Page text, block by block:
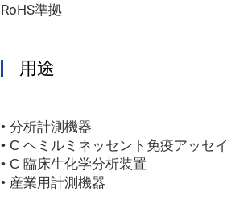
RoHS準拠
用途
• 分析計測機器
• C ヘミルミネッセント免疫アッセイ
• C 臨床生化学分析装置
• 産業用計測機器